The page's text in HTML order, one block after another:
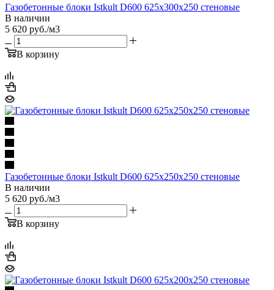
Газобетонные блоки Istkult D600 625х300х250 стеновые
В наличии
5 620 руб./м3
В корзину
Газобетонные блоки Istkult D600 625х250х250 стеновые
В наличии
5 620 руб./м3
В корзину